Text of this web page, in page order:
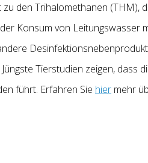
den Trihalomethanen (THM),
Konsum von Leitungswasser
Tierstudien zeigen,
führt. Erfahren Sie hier mehr